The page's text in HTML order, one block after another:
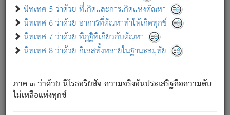
นิทเทศ 5 ว่าด้วย ที่เกิดและการเกิดแห่งตัณหา
นิทเทศ 6 ว่าด้วย อาการที่ตัณหาทำให้เกิดทุกข์
นิทเทศ 7 ว่าด้วย ทิฏฐิที่เกี่ยวกับตัณหา
นิทเทศ 8 ว่าด้วย กิเลสทั้งหลายในฐานะสมุทัย
ภาค ๓ ว่าด้วย นิโรธอริยสัจ ความจริงอันประเสริฐคือความดับ
ไม่เหลือแห่งทุกข์
ด้วย.
ความดับเพราะความสำรอกไม่เหลือ (แห่งภพทั้งหลาย)
เพราะความสิ้นไปแห่งตัณหาโดยประการทั้งปวง นั้นคือ
นิพพาน.
ภพใหม่ย่อมไม่มีแก่ภิกษุนั้น ผู้ดับเย็นสนิทแล้ว เพราะไม่มี
ภิกษุนั้น เป็นผู้ครอบงำมารได้แล้ว ชนะสงครามแล้ว ก้าวล่วง
ภพทั้งหลายทั้งปวงได้แล้ว เป็นผู้คงที่ (คือไม่เปลี่ยนแปลงอีกต่อ